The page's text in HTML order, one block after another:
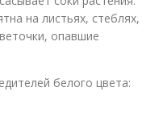
на листьях, стеблях,
опавшие
белого цвета: